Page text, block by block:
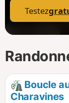
Testez
Boucle
Charavines